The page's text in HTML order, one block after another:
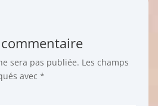
sera pas publiée. Les champs
avec *